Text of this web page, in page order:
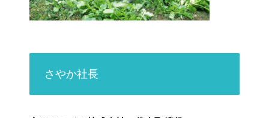
さやか社長